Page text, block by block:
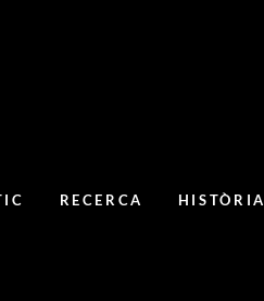
RECERCA HISTÒRIA